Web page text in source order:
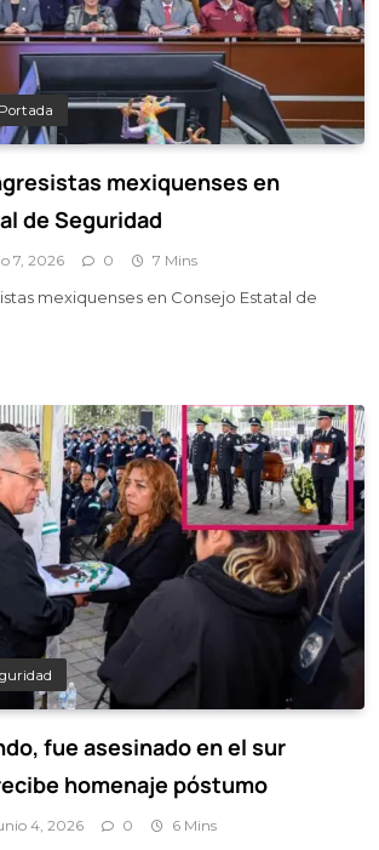
Portada
mexiquenses en
de Seguridad
7, 2026 0 7 Mins
mexiquenses en Consejo Estatal de
fue asesinado en el sur
homenaje póstumo
4, 2026 0 6 Mins